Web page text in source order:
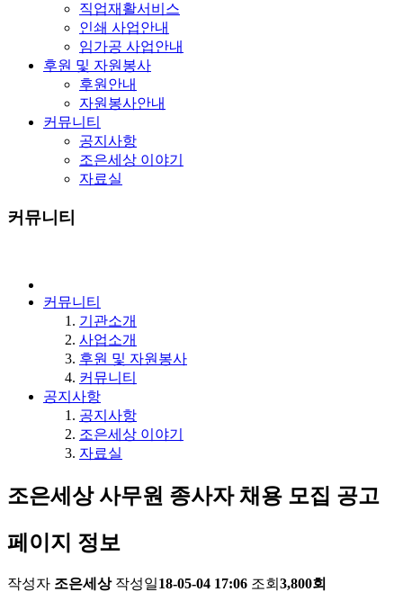
직업재활서비스
인쇄 사업안내
임가공 사업안내
후원 및 자원봉사
후원안내
자원봉사안내
커뮤니티
공지사항
조은세상 이야기
자료실
커뮤니티
커뮤니티
기관소개
사업소개
후원 및 자원봉사
커뮤니티
공지사항
공지사항
조은세상 이야기
자료실
조은세상 사무원 종사자 채용 모집 공고
페이지 정보
작성자 조은세상 작성일18-05-04 17:06 조회 3,800회